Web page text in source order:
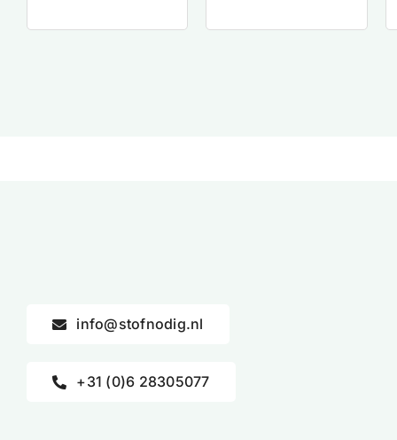
info@stofnodig.nl
+31 (0)6 28305077